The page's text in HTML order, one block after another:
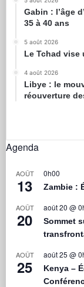
Gabin : l’âge
35 à 40 ans
5 août 2026
Le Tchad vise
4 août 2026
Libye : le
réouverture
Agenda
AOÛT
13
0h00
Zambie :
AOÛT
20
août 20 @
Sommet
AOÛT
25
août 25 @
Kenya –